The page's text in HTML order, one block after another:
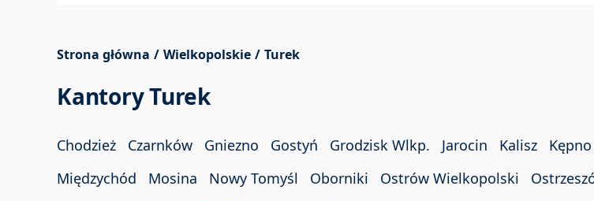
Strona główna Wielkopolskie Turek
Kantory Turek
Chodzież Czarnków Gniezno Gostyń Grodzisk Wlkp. Jarocin Kalisz Kępno
Międzychód
Mosina Nowy Tomyśl Oborniki Ostrów Wielkopolski